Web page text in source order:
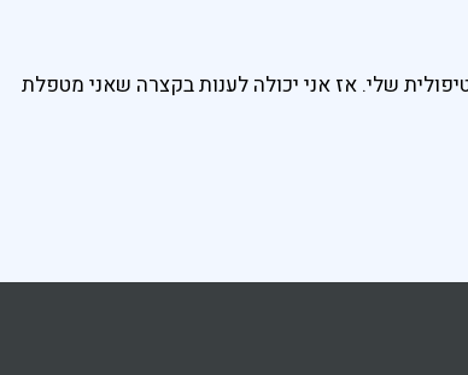
שלי. אז אני יכולה לענות בקצרה שאני מטפלת